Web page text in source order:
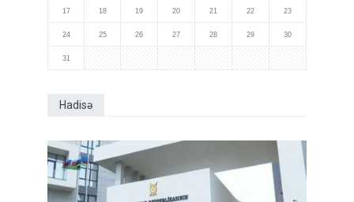
17 18 19 20 21 22 23
24 25 26 27 28 29 30
31
Hadisə